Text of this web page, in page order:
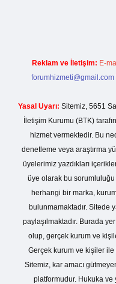
Reklam ve İletişim: E-
forumhizmeti@gmail.com
Yasal Uyarı: Sitemiz, 5651
İletişim Kurumu (BTK)
hizmet vermektedir. Bu
denetleme veya araştırma
üyelerimiz yazdıkları
üye olarak bu sorumluluğu
herhangi bir marka,
bulunmamaktadır. Sitede
paylaşılmaktadır. Burada
olup, gerçek kurum ve
Gerçek kurum ve kişiler
Sitemiz, kar amacı
platformudur. Hukuka ve